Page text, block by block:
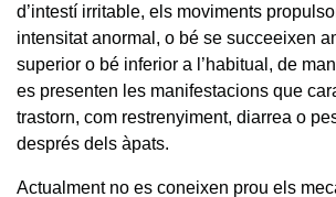
d’intestí irritable, els moviments
intensitat anormal, o bé se succeeixen
superior o bé inferior a l’habitual, de
es presenten les manifestacions que
trastorn, com restrenyiment, diarrea o
després dels àpats.
Actualment no es coneixen prou els